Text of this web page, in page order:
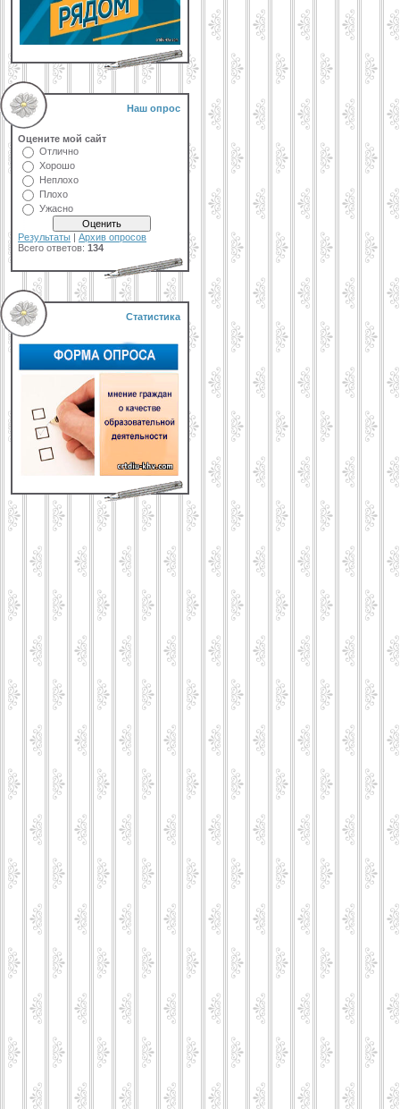
Наш опрос
Оцените мой сайт
Отлично
Хорошо
Неплохо
Плохо
Ужасно
Результаты | Архив опросов
Всего ответов: 134
Статистика